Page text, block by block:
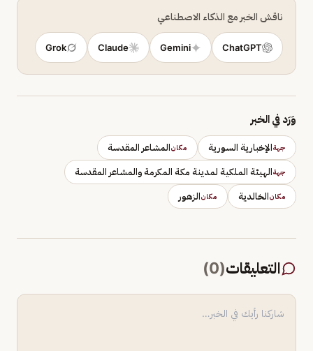
ناقش الخبر مع الذكاء الاصطناعي
ChatGPT
Gemini
Claude
Grok
وَرَد في الخبر
جهةالإخبارية السورية مكانالمشاعر المقدسة
جهةالهيئة الملكية لمدينة مكة المكرمة والمشاعر المقدسة
مكانالخالدية مكانالزهور
التعليقات(
0
)